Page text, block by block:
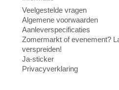
Veelgestelde vragen
Algemene voorwaarden
Aanleverspecificaties
Zomermarkt of evenement?
verspreiden!
Ja-sticker
Privacyverklaring